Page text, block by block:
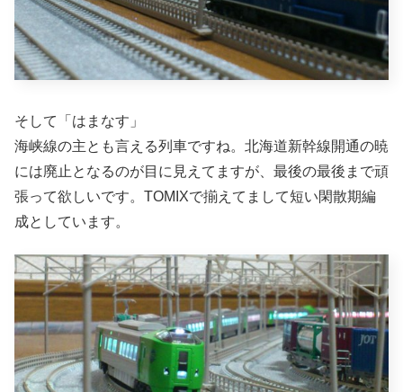
そして「はまなす」
海峡線の主とも言える列車ですね。北海道新幹線開通の暁
には廃止となるのが目に見えてますが、最後の最後まで頑
張って欲しいです。TOMIXで揃えてまして短い閑散期編
成としています。